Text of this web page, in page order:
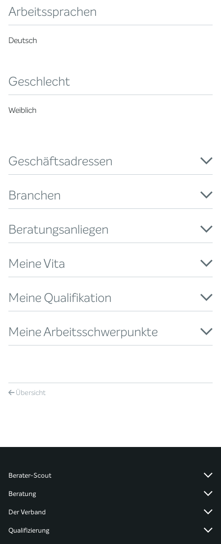
Arbeitssprachen
Deutsch
Geschlecht
Weiblich
Geschäftsadressen
Branchen
Beratungsanliegen
Meine Vita
Meine Qualifikation
Meine Arbeitsschwerpunkte
Übersicht
Berater-Scout
Beratung
Der Verband
Qualifizierung